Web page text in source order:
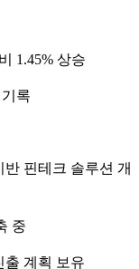
1.45% 상승
록
핀테크 솔루션 개
중
출 계획 보유